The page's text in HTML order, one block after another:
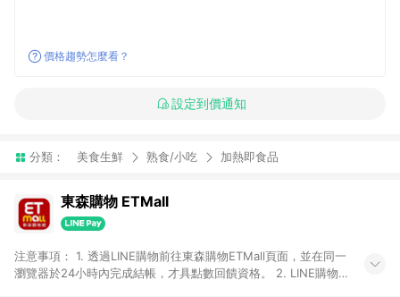
價格趨勢怎麼看？
設定到價通知
分類： 美食生鮮 熟食/小吃 加熱即食品
東森購物 ETMall
注意事項： 1. 透過LINE購物前往東森購物ETMall頁面，並在同一
瀏覽器於24小時內完成結帳，才具點數回饋資格。 2. LINE購物